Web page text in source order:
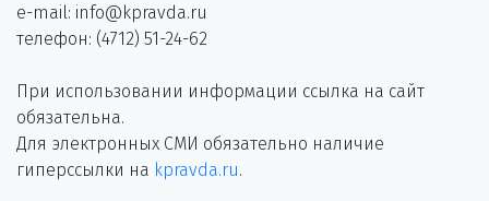
e-mail: info@kpravda.ru
телефон: (4712) 51-24-62
При использовании информации ссылка на сайт
обязательна.
Для электронных СМИ обязательно наличие
гиперссылки на kpravda.ru.